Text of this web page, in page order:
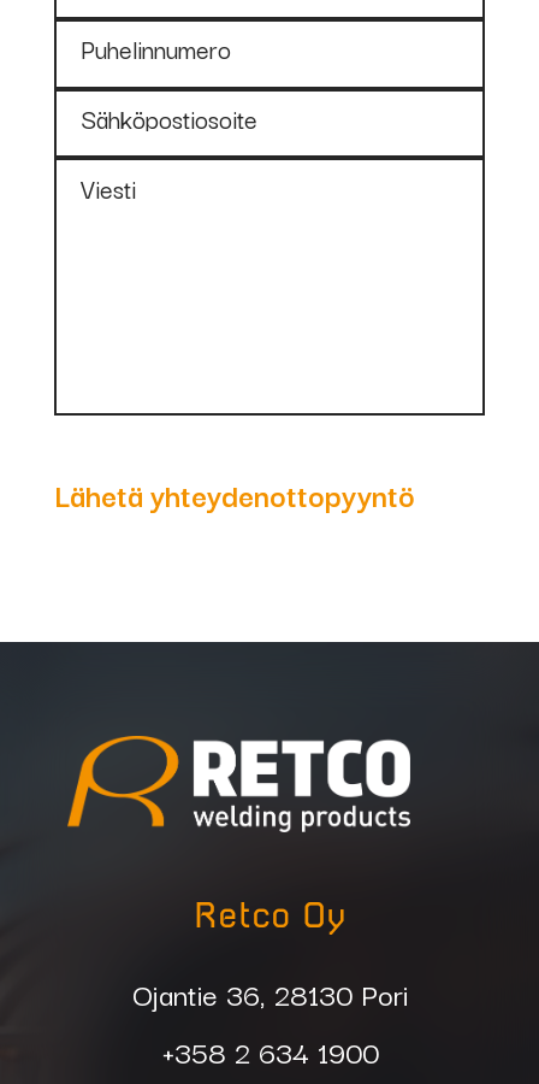
Puhelinnumero
Sähköpostiosoite
Viesti
Lähetä yhteydenottopyyntö
Retco Oy
Ojantie 36, 28130 Pori
+358 2 634 1900